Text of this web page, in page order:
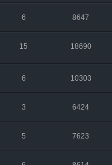
6 8647
15 18690
6 10303
3 6424
5 7623